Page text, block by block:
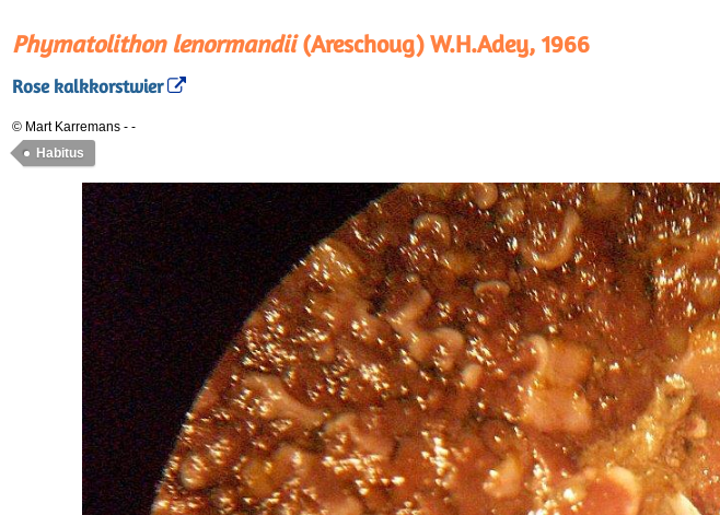
Phymatolithon lenormandii(Areschoug) W.H.Adey, 1966
Rose kalkkorstwier
© Mart Karremans - -
Habitus